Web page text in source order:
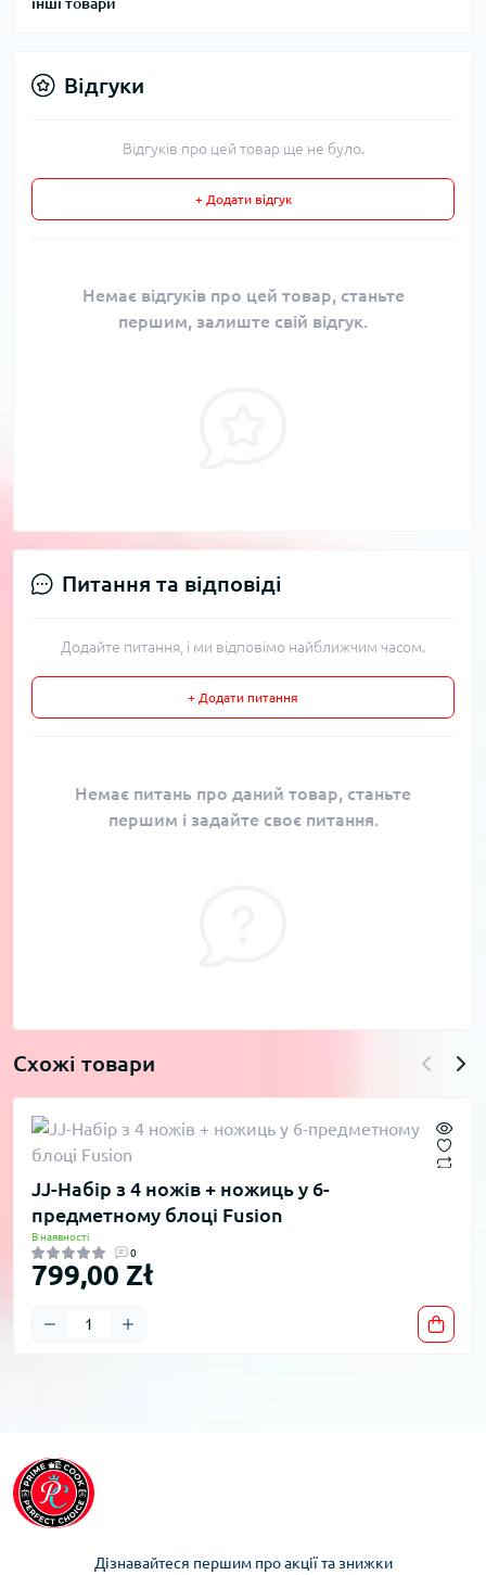
Відгуки
Відгуків про цей товар ще не було.
+ Додати відгук
Немає відгуків про цей товар, станьте
першим, залиште свій відгук.
Питання та відповіді
Додайте питання, і ми відповімо найближчим часом.
+ Додати питання
Немає питань про даний товар, станьте
першим і задайте своє питання.
Схожі товари
JJ-Набір з 4 ножів + ножиць у 6-
предметному блоці Fusion
В наявності
0
799,00 Zł
Дізнавайтеся першим про акції та знижки